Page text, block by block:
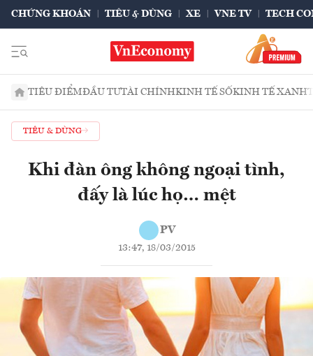
CHỨNG KHOÁN TIÊU & DÙNG XE VNE TV TECH
TIÊU ĐIỂMĐẦU TƯTÀI CHÍNHKINH TẾ SỐKINH TẾ XANH
TIÊU & DÙNG
Khi đàn ông không ngoại tình,
đấy là lúc họ… mệt
PV
13:47, 18/03/2015